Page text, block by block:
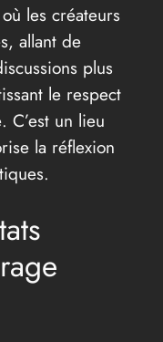
les créateurs
allant de
plus
le respect
C’est un lieu
la réflexion